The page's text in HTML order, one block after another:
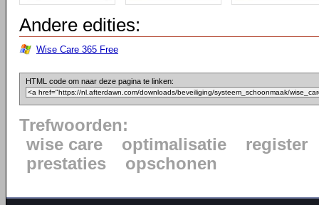
Andere edities:
Wise Care 365 Free
HTML code om naar deze pagina te linken:
Trefwoorden:
wise care
optimalisatie
register
prestaties
opschonen